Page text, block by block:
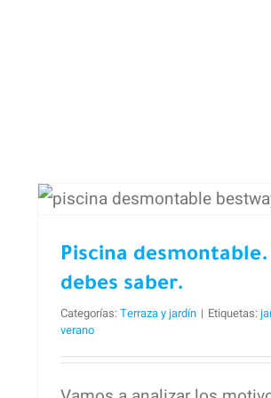
Piscina
Piscina
debes saber.
Categorías:Terraza y jardín | Etiquetas:
verano